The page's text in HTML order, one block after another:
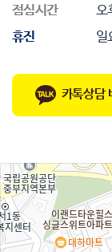
점심시간
오
휴진
일
카톡상담